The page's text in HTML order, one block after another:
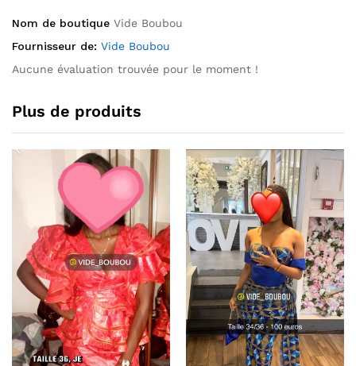
Nom de boutique Vide Boubou
Fournisseur de: Vide Boubou
Aucune évaluation trouvée pour le moment !
Plus de produits